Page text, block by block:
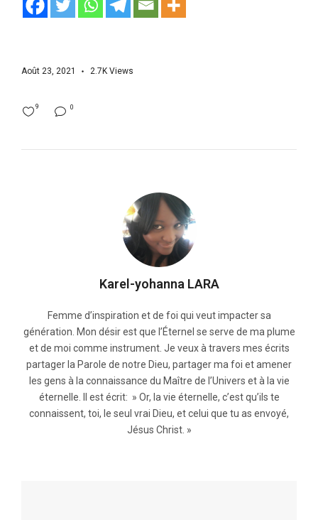
Août 23, 2021 2.7K Views
0
9
Karel-yohanna LARA
Femme d’inspiration et de foi qui veut impacter sa
génération. Mon désir est que l’Éternel se serve de ma plume
et de moi comme instrument. Je veux à travers mes écrits
partager la Parole de notre Dieu, partager ma foi et amener
les gens à la connaissance du Maître de l’Univers et à la vie
éternelle. Il est écrit: » Or, la vie éternelle, c’est qu’ils te
connaissent, toi, le seul vrai Dieu, et celui que tu as envoyé,
Jésus Christ. »